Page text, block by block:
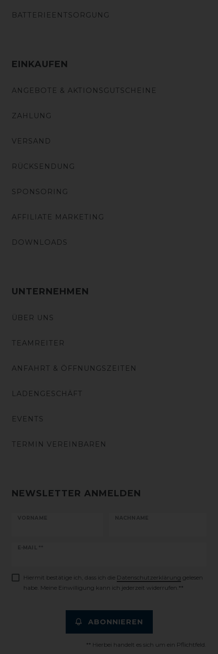
BATTERIEENTSORGUNG
EINKAUFEN
ANGEBOTE & AKTIONSGUTSCHEINE
ZAHLUNG
VERSAND
RÜCKSENDUNG
SPONSORING
AFFILIATE MARKETING
DOWNLOADS
UNTERNEHMEN
ÜBER UNS
TEAMREITER
ANFAHRT & ÖFFNUNGSZEITEN
LADENGESCHÄFT
EVENTS
TERMIN VEREINBAREN
NEWSLETTER ANMELDEN
VORNAME NACHNAME
E-MAIL **
Newsletter
Hiermit bestätige ich, dass ich die Daten­schutz­erklärung gelesen
habe. Meine Einwilligung kann ich jederzeit widerrufen.**
ABONNIEREN
** Hierbei handelt es sich um ein Pflichtfeld.